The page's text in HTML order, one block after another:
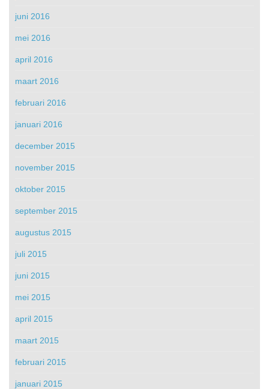
juni 2016
mei 2016
april 2016
maart 2016
februari 2016
januari 2016
december 2015
november 2015
oktober 2015
september 2015
augustus 2015
juli 2015
juni 2015
mei 2015
april 2015
maart 2015
februari 2015
januari 2015